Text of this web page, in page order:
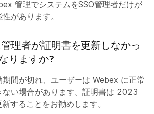
管理でシステムをSSO管理者だけが
があります。
理者が証明書を更新しなかっ
りますか?
期間が切れ、ユーザーは Webex に正常
ない場合があります。証明書は 2023
することをお勧めします。